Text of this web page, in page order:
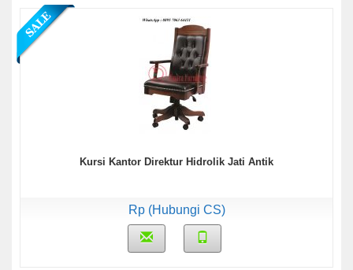
Kursi Kantor Direktur Hidrolik Jati Antik
Rp (Hubungi CS)